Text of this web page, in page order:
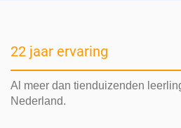
22 jaar ervaring
Al meer dan tienduizenden
Nederland.